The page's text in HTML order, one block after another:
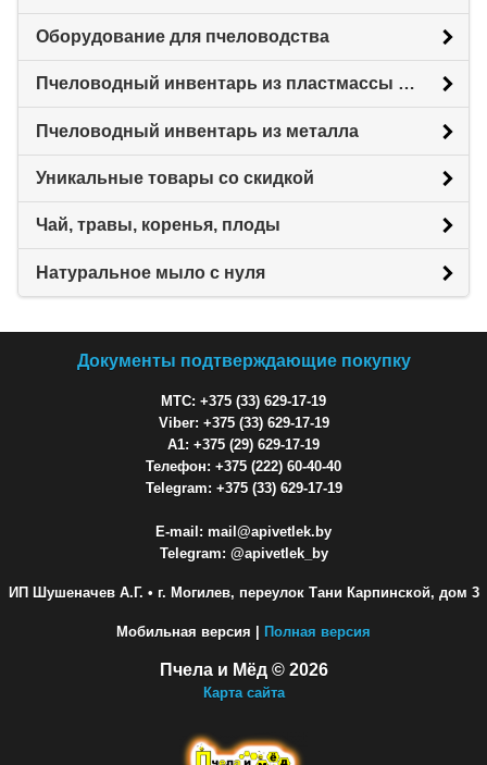
Оборудование для пчеловодства
Пчеловодный инвентарь из пластмассы для пасеки
Пчеловодный инвентарь из металла
Уникальные товары со скидкой
Чай, травы, коренья, плоды
Натуральное мыло с нуля
Документы подтверждающие покупку
МТС: +375 (33) 629-17-19
Viber: +375 (33) 629-17-19
A1: +375 (29) 629-17-19
Телефон: +375 (222) 60-40-40
Telegram: +375 (33) 629-17-19
E-mail: mail@apivetlek.by
Telegram: @apivetlek_by
ИП Шушеначев А.Г. • г. Могилев, переулок Тани Карпинской, дом 3
Мобильная версия | Полная версия
Пчела и Мёд © 2026
Карта сайта